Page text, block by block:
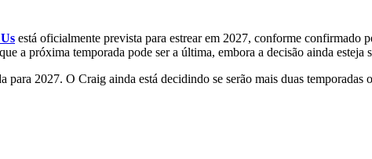
está oficialmente prevista para estrear em 2027, conforme confirmado
a próxima temporada pode ser a última, embora a decisão ainda esteja
para 2027. O Craig ainda está decidindo se serão mais duas